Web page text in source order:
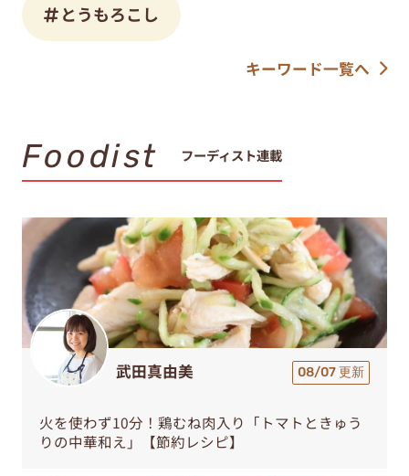
とうもろこし
キーワード一覧へ
Foodist フーディスト連載
武田真由美 08/07 更新
火を使わず10分！鶏むね肉入り「トマトときゅう
りの中華和え」【節約レシピ】